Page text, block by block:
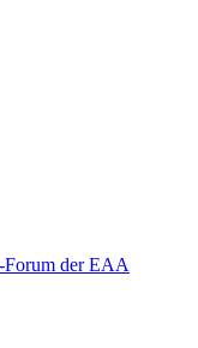
Forum der EAA